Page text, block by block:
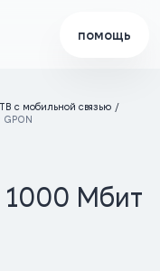
помощь
с мобильной связью
1000 Мбит